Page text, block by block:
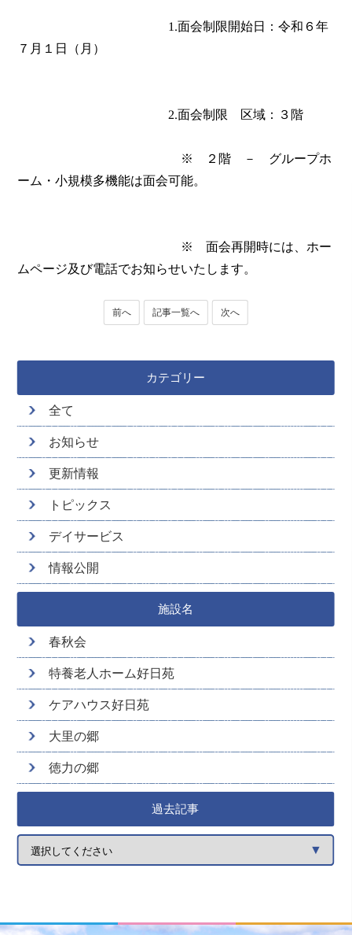
カテゴリー
全て
お知らせ
更新情報
トピックス
デイサービス
情報公開
施設名
春秋会
特養老人ホーム好日苑
ケアハウス好日苑
大里の郷
徳力の郷
過去記事
1.面会制限開始日：令和６年
７月１日（月）
2.面会制限 区域：３階
※ ２階 － グループホ
ーム・小規模多機能は面会可能。
※ 面会再開時には、ホー
ムページ及び電話でお知らせいたします。
前へ 記事一覧へ 次へ